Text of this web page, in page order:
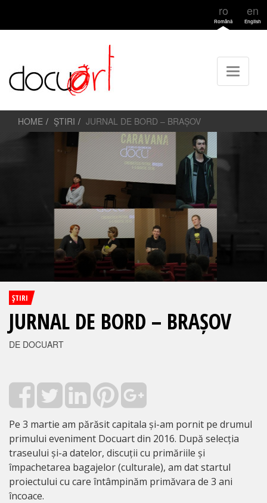
ro
Română
en
English
HOME ŞTIRI JURNAL DE BORD – BRAȘOV
ŞTIRI
JURNAL DE BORD – BRAȘOV
DE DOCUART
Pe 3 martie am părăsit capitala și-am pornit pe drumul
primului eveniment Docuart din 2016. După selecția
traseului și-a datelor, discuții cu primăriile și
împachetarea bagajelor (culturale), am dat startul
proiectului cu care întâmpinăm primăvara de 3 ani
încoace.